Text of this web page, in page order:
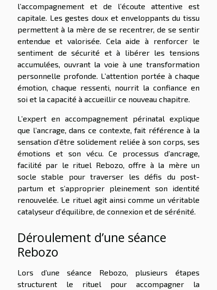
l’accompagnement et de l’écoute attentive est
capitale. Les gestes doux et enveloppants du tissu
permettent à la mère de se recentrer, de se sentir
entendue et valorisée. Cela aide à renforcer le
sentiment de sécurité et à libérer les tensions
accumulées, ouvrant la voie à une transformation
personnelle profonde. L’attention portée à chaque
émotion, chaque ressenti, nourrit la confiance en
soi et la capacité à accueillir ce nouveau chapitre.
L’expert en accompagnement périnatal explique
que l’ancrage, dans ce contexte, fait référence à la
sensation d’être solidement reliée à son corps, ses
émotions et son vécu. Ce processus d’ancrage,
facilité par le rituel Rebozo, offre à la mère un
socle stable pour traverser les défis du post-
partum et s’approprier pleinement son identité
renouvelée. Le rituel agit ainsi comme un véritable
catalyseur d’équilibre, de connexion et de sérénité.
Déroulement d’une séance
Rebozo
Lors d’une séance Rebozo, plusieurs étapes
structurent le rituel pour accompagner la